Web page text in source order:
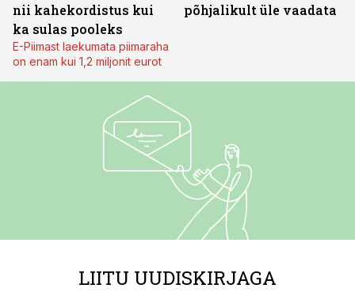
nii kahekordistus kui
ka sulas pooleks
E-Piimast laekumata piimaraha
on enam kui 1,2 miljonit eurot
põhjalikult üle vaadata
LIITU UUDISKIRJAGA